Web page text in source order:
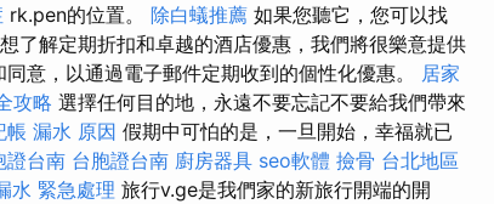
rk.pen的位置。 除白蟻推薦 如果您聽它，您可以找
了解定期折扣和卓越的酒店優惠，我們將很樂意提供
意，以通過電子郵件定期收到的個性化優惠。 居家
攻略 選擇任何目的地，永遠不要忘記不要給我們帶來
帳 漏水 原因 假期中可怕的是，一旦開始，幸福就已
證台南 台胞證台南 廚房器具 seo軟體 撿骨 台北地區
水 緊急處理 旅行v.ge是我們家的新旅行開端的開